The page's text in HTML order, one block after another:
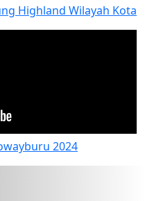
Highland Wilayah Kota
2024